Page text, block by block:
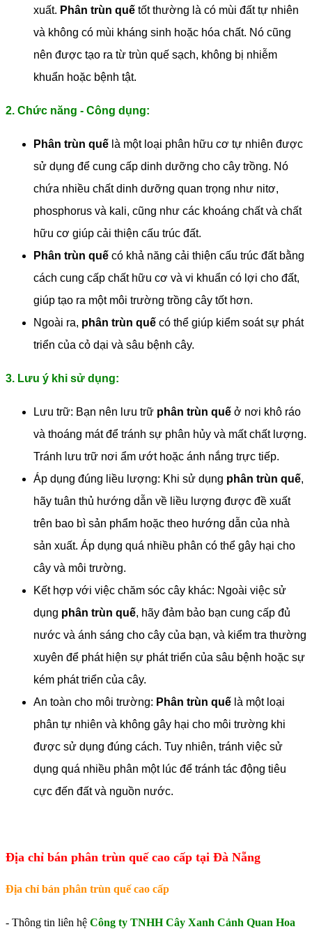
xuất. Phân trùn quế tốt thường là có mùi đất tự nhiên
và không có mùi kháng sinh hoặc hóa chất. Nó cũng
nên được tạo ra từ trùn quế sạch, không bị nhiễm
khuẩn hoặc bệnh tật.
2. Chức năng - Công dụng:
Phân trùn quế là một loại phân hữu cơ tự nhiên được
sử dụng để cung cấp dinh dưỡng cho cây trồng. Nó
chứa nhiều chất dinh dưỡng quan trọng như nitơ,
phosphorus và kali, cũng như các khoáng chất và chất
hữu cơ giúp cải thiện cấu trúc đất.
Phân trùn quế có khả năng cải thiện cấu trúc đất bằng
cách cung cấp chất hữu cơ và vi khuẩn có lợi cho đất,
giúp tạo ra một môi trường trồng cây tốt hơn.
Ngoài ra, phân trùn quế có thể giúp kiểm soát sự phát
triển của cỏ dại và sâu bệnh cây.
3. Lưu ý khi sử dụng:
Lưu trữ: Bạn nên lưu trữ phân trùn quế ở nơi khô ráo
và thoáng mát để tránh sự phân hủy và mất chất lượng.
Tránh lưu trữ nơi ẩm ướt hoặc ánh nắng trực tiếp.
Áp dụng đúng liều lượng: Khi sử dụng phân trùn quế,
hãy tuân thủ hướng dẫn về liều lượng được đề xuất
trên bao bì sản phẩm hoặc theo hướng dẫn của nhà
sản xuất. Áp dụng quá nhiều phân có thể gây hại cho
cây và môi trường.
Kết hợp với việc chăm sóc cây khác: Ngoài việc sử
dụng phân trùn quế, hãy đảm bảo bạn cung cấp đủ
nước và ánh sáng cho cây của bạn, và kiểm tra thường
xuyên để phát hiện sự phát triển của sâu bệnh hoặc sự
kém phát triển của cây.
An toàn cho môi trường: Phân trùn quế là một loại
phân tự nhiên và không gây hại cho môi trường khi
được sử dụng đúng cách. Tuy nhiên, tránh việc sử
dụng quá nhiều phân một lúc để tránh tác động tiêu
cực đến đất và nguồn nước.
Địa chỉ bán phân trùn quế cao cấp tại Đà Nẵng
Địa chỉ bán phân trùn quế cao cấp
- Thông tin liên hệ Công ty TNHH Cây Xanh Cảnh Quan Hoa